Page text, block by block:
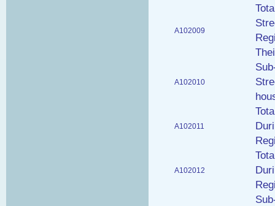
A102009
A102010
A102011
A102012